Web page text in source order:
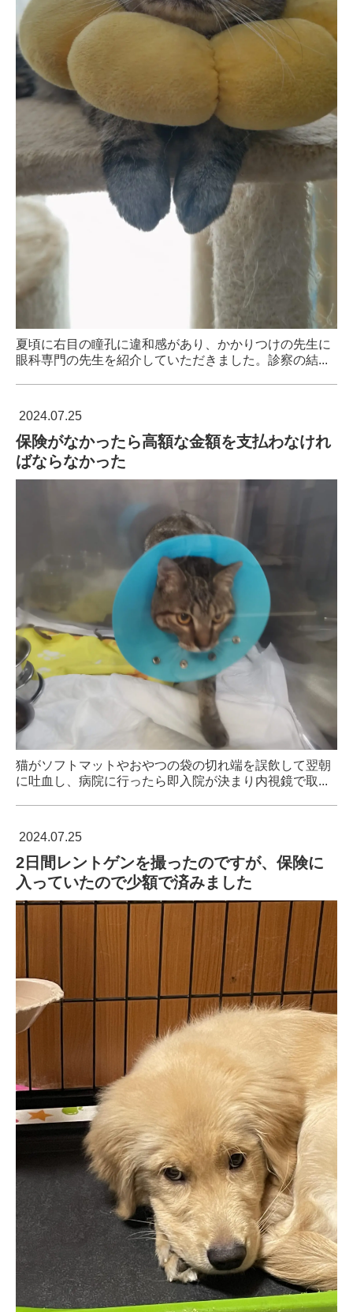
夏頃に右目の瞳孔に違和感があり、かかりつけの先生に
眼科専門の先生を紹介していただきました。診察の結...
2024.07.25
保険がなかったら高額な金額を支払わなけれ
ばならなかった
猫がソフトマットやおやつの袋の切れ端を誤飲して翌朝
に吐血し、病院に行ったら即入院が決まり内視鏡で取...
2024.07.25
2日間レントゲンを撮ったのですが、保険に
入っていたので少額で済みました